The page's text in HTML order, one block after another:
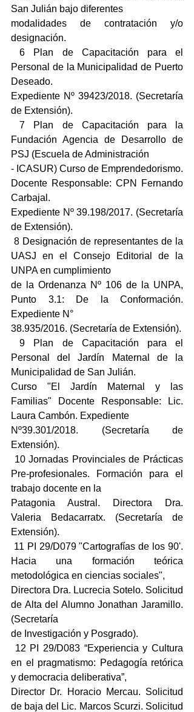
San Julián bajo diferentes
modalidades de contratación y/o
designación.
6 Plan de Capacitación para el
Personal de la Municipalidad de Puerto
Deseado.
Expediente Nº 39423/2018. (Secretaría
de Extensión).
7 Plan de Capacitación para la
Fundación Agencia de Desarrollo de
PSJ (Escuela de Administración
- ICASUR) Curso de Emprendedorismo.
Docente Responsable: CPN Fernando
Carbajal.
Expediente Nº 39.198/2017. (Secretaría
de Extensión).
UASJ en el Consejo Editorial de la
UNPA en cumplimiento
de la Ordenanza Nº 106 de la UNPA,
Punto 3.1: De la Conformación.
Expediente N°
38.935/2016. (Secretaría de Extensión).
9 Plan de Capacitación para el
Personal del Jardín Maternal de la
Municipalidad de San Julián.
Curso "El Jardín Maternal y las
Familias" Docente Responsable: Lic.
Laura Cambón. Expediente
Nº39.301/2018. (Secretaría de
Extensión).
Pre-profesionales. Formación para el
trabajo docente en la
Patagonia Austral. Directora Dra.
Valeria Bedacarratx. (Secretaría de
Extensión).
Hacia una formación teórica
metodológica en ciencias sociales",
Directora Dra. Lucrecia Sotelo. Solicitud
de Alta del Alumno Jonathan Jaramillo.
(Secretaría
de Investigación y Posgrado).
en el pragmatismo: Pedagogía retórica
y democracia deliberativa”,
Director Dr. Horacio Mercau. Solicitud
de baja del Lic. Marcos Scurzi. Solicitud